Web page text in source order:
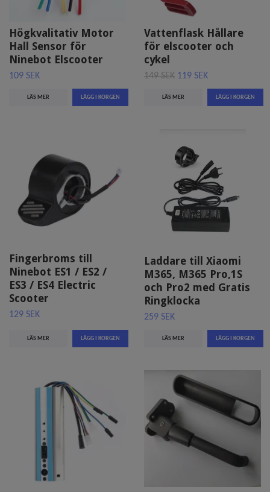
Högkvalitativ Motor
Hall Sensor för
Ninebot Elscooter
109 SEK
LÄS MER
Vattenflask Hållare
för elscooter och
cykel
149 SEK 119 SEK
LÄS MER
Fingerbroms till
Ninebot ES1 / ES2 /
ES3 / ES4 Electric
Scooter
129 SEK
LÄS MER
Laddare till Xiaomi
M365, M365 Pro,1S
och Pro2 med Gratis
Ringklocka
259 SEK
LÄS MER